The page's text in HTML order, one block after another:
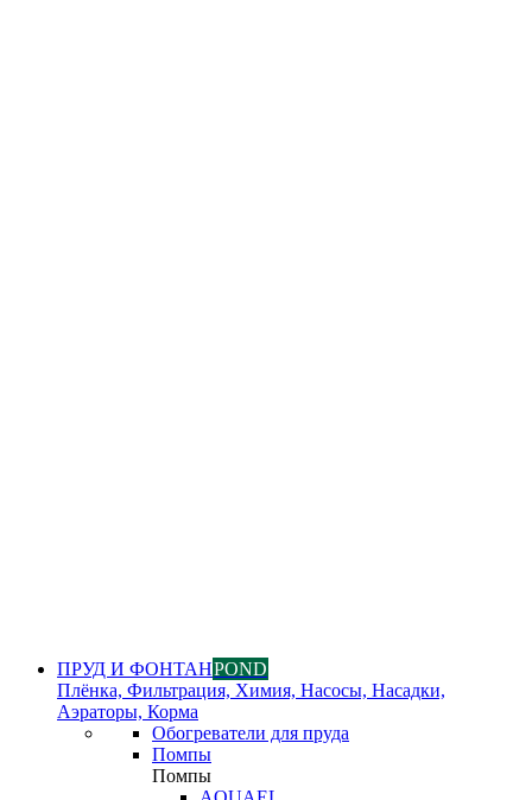
ПРУД И ФОНТАНPOND
Плёнка, Фильтрация, Химия, Насосы, Насадки,
Аэраторы, Корма
Обогреватели для пруда
Помпы
Помпы